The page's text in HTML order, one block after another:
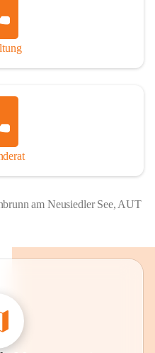
am Neusiedler See, AUT